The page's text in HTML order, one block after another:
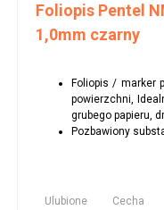
Foliopis Pentel
1,0mm czarny
Foliopis / marker
powierzchni,
grubego papieru,
Pozbawiony
Ulubione Cecha